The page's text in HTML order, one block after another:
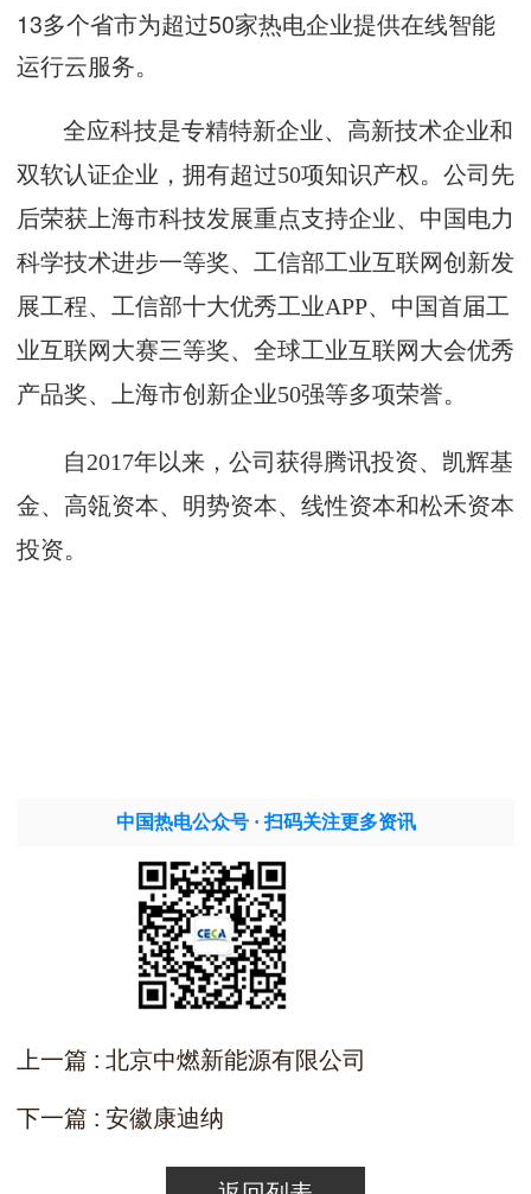
13多个省市为超过50家热电企业提供在线智能
运行云服务。
全应科技是专精特新企业、高新技术企业和
双软认证企业，拥有超过50项知识产权。公司先
后荣获上海市科技发展重点支持企业、中国电力
科学技术进步一等奖、工信部工业互联网创新发
展工程、工信部十大优秀工业APP、中国首届工
业互联网大赛三等奖、全球工业互联网大会优秀
产品奖、上海市创新企业50强等多项荣誉。
自2017年以来，公司获得腾讯投资、凯辉基
金、高瓴资本、明势资本、线性资本和松禾资本
投资。
中国热电公众号 · 扫码关注更多资讯
上一篇 : 北京中燃新能源有限公司
下一篇 : 安徽康迪纳